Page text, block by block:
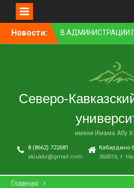
Перейти
Новости:
В АДМИНИСТРАЦИИ
НАЛЬЧИК ПРОШЛО
МЕЖНАЦИОНАЛЬНЫХ
ОТНОШЕНИЙ
ЗАНЯЛ ПЕРВОЕ
НОМИНАЦИИ
В НАЛЬЧИКЕ
ПРЕМЬЕРНЫЙ ПОКАЗ
Северо-
имени Имама Абу
8 (8662) 722681
skiukbr@gmail.com
Кабардино-
360016, г.
Главная